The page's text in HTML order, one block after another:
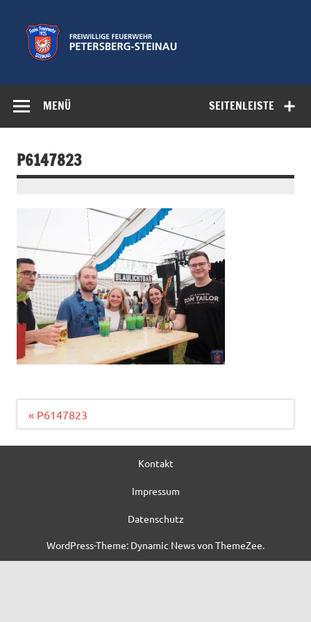
springen
Feuerwehr
Petersberg-
SEITENLEISTE
MENÜ
P6147823
Beitragsnavigation
« P6147823
Kontakt
Impressum
Datenschutz
WordPress-Theme: Dynamic News von ThemeZee.